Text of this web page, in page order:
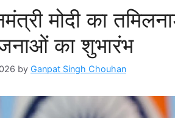
मोदी का
का शुभारंभ
by Ganpat Singh Chouhan